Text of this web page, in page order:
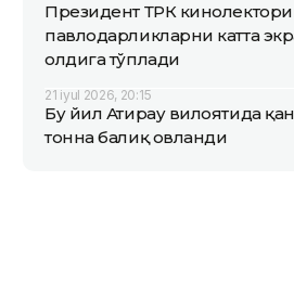
Президент ТРК
павлодарликларни катта
олдига тўплади
21 iyul 2026, 20:15
Бу йил Атирау вилоятида
тонна балиқ овланди